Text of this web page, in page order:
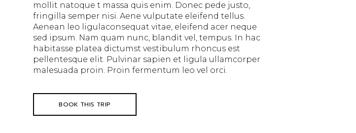
mollit natoque t massa quis enim. Donec pede justo,
fringilla semper nisi. Aene vulputate eleifend tellus.
Aenean leo ligulaconsequat vitae, eleifend acer neque
sed ipsum. Nam quam nunc, blandit vel, tempus. In hac
habitasse platea dictumst vestibulum rhoncus est
pellentesque elit. Pulvinar sapien et ligula ullamcorper
malesuada proin. Proin fermentum leo vel orci.
BOOK THIS TRIP